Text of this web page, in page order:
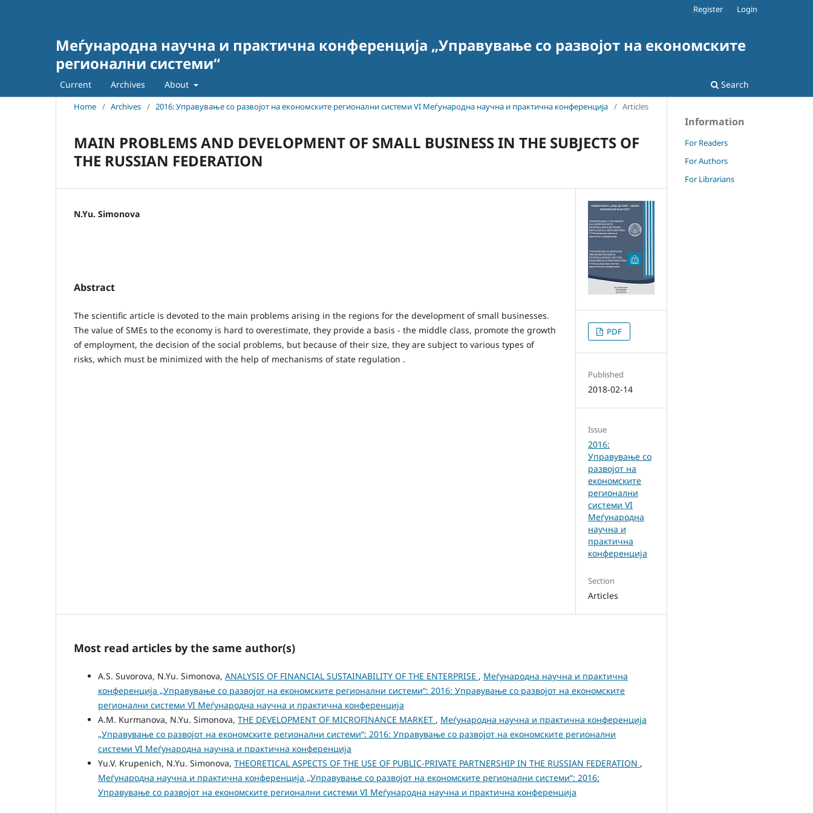
Меѓународна научна и практична конференција „Управување со развојот на економските
регионални системи“
Current Archives About Search
Register Login
Home / Archives / 2016: Управување со развојот на економските регионални системи VI Меѓународна научна и практична конференција / Articles
MAIN PROBLEMS AND DEVELOPMENT OF SMALL BUSINESS IN THE SUBJECTS OF
THE RUSSIAN FEDERATION
N.Yu. Simonova
Abstract
The scientific article is devoted to the main problems arising in the regions for the development of small businesses.
The value of SMEs to the economy is hard to overestimate, they provide a basis - the middle class, promote the growth
of employment, the decision of the social problems, but because of their size, they are subject to various types of
risks, which must be minimized with the help of mechanisms of state regulation .
PDF
Published
2018-02-14
Issue
2016:
Управување со
развојот на
економските
регионални
системи VI
Меѓународна
научна и
практична
конференција
Section
Articles
Most read articles by the same author(s)
A.S. Suvorova, N.Yu. Simonova, ANALYSIS OF FINANCIAL SUSTAINABILITY OF THE ENTERPRISE , Меѓународна научна и практична
конференција „Управување со развојот на економските регионални системи“: 2016: Управување со развојот на економските
регионални системи VI Меѓународна научна и практична конференција
A.M. Kurmanova, N.Yu. Simonova, THE DEVELOPMENT OF MICROFINANCE MARKET , Меѓународна научна и практична конференција
„Управување со развојот на економските регионални системи“: 2016: Управување со развојот на економските регионални
системи VI Меѓународна научна и практична конференција
Yu.V. Krupenich, N.Yu. Simonova, THEORETICAL ASPECTS OF THE USE OF PUBLIC-PRIVATE PARTNERSHIP IN THE RUSSIAN FEDERATION ,
Меѓународна научна и практична конференција „Управување со развојот на економските регионални системи“: 2016:
Управување со развојот на економските регионални системи VI Меѓународна научна и практична конференција
Information
For Readers
For Authors
For Librarians